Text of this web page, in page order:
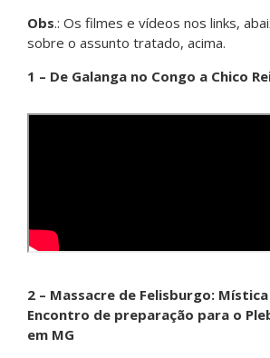
Obs.: Os filmes e vídeos nos links,
sobre o assunto tratado, acima.
1 – De Galanga no Congo a Chico
2 – Massacre de Felisburgo:
Encontro de preparação para o
em MG